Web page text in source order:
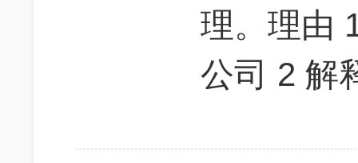
理。理由
公司 2 解